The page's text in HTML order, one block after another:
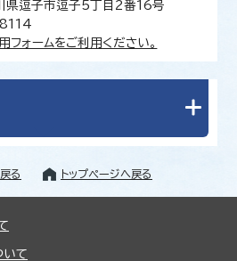
逗子市逗子5丁目2番16号
フォームをご利用ください。
る トップページへ戻る
いて